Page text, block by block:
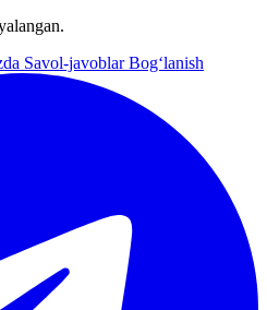
Savol-javoblarBog‘lanish